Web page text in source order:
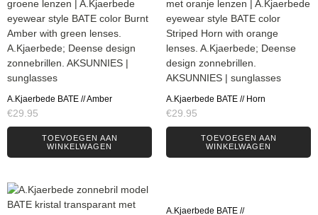
A.Kjaerbede BATE // Amber
€29.95
TOEVOEGEN AAN
WINKELWAGEN
A.Kjaerbede BATE // Horn
€29.95
TOEVOEGEN AAN
WINKELWAGEN
A.Kjaerbede BATE //